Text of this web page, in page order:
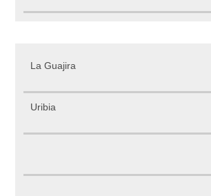
La Guajira
Uribia